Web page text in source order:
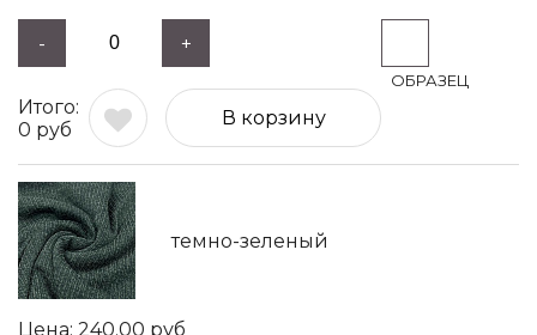
- +
0 руб
В корзину
темно-зеленый
240.00 руб